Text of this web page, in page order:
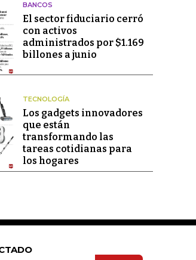
BANCOS
El sector fiduciario cerró
con activos
administrados por $1.169
billones a junio
TECNOLOGÍA
Los gadgets innovadores
que están
transformando las
tareas cotidianas para
los hogares